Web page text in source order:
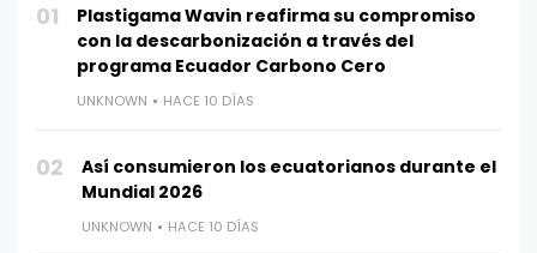
01
Plastigama Wavin reafirma su compromiso
con la descarbonización a través del
programa Ecuador Carbono Cero
UNKNOWN HACE 10 DÍAS
02
Así consumieron los ecuatorianos durante el
Mundial 2026
UNKNOWN HACE 10 DÍAS